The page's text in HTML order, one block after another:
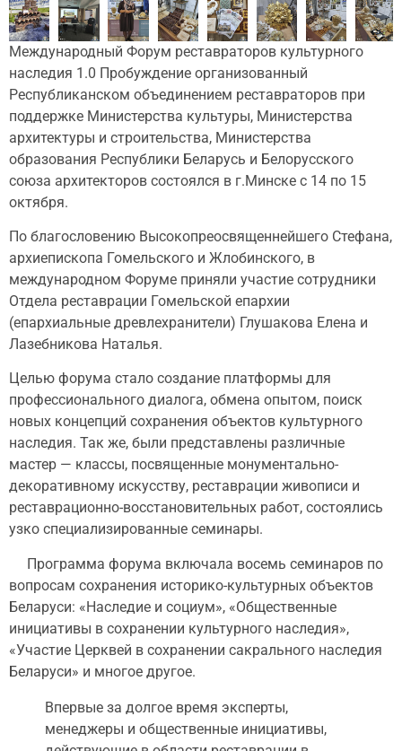
Международный Форум реставраторов культурного
наследия 1.0 Пробуждение организованный
Республиканском объединением реставраторов при
поддержке Министерства культуры, Министерства
архитектуры и строительства, Министерства
образования Республики Беларусь и Белорусского
союза архитекторов состоялся в г.Минске с 14 по 15
октября.
По благословению Высокопреосвященнейшего Стефана,
архиепископа Гомельского и Жлобинского, в
международном Форуме приняли участие сотрудники
Отдела реставрации Гомельской епархии
(епархиальные древлехранители) Глушакова Елена и
Лазебникова Наталья.
Целью форума стало создание платформы для
профессионального диалога, обмена опытом, поиск
новых концепций сохранения объектов культурного
наследия. Так же, были представлены различные
мастер — классы, посвященные монументально-
декоративному искусству, реставрации живописи и
реставрационно-восстановительных работ, состоялись
узко специализированные семинары.
Программа форума включала восемь семинаров по
вопросам сохранения историко-культурных объектов
Беларуси: «Наследие и социум», «Общественные
инициативы в сохранении культурного наследия»,
«Участие Церквей в сохранении сакрального наследия
Беларуси» и многое другое.
Впервые за долгое время эксперты,
менеджеры и общественные инициативы,